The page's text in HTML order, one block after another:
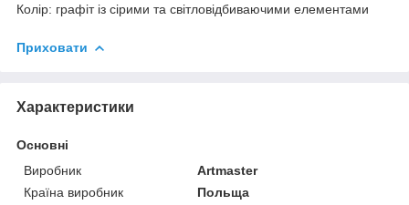
Колір: графіт із сірими та світловідбиваючими елементами
Приховати
Характеристики
Основні
Виробник
Artmaster
Країна виробник
Польща